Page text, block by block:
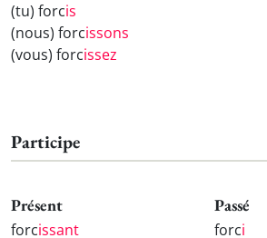
(tu) forcis
(nous) forcissons
(vous) forcissez
Participe
Présent
forcissant
Passé
forci